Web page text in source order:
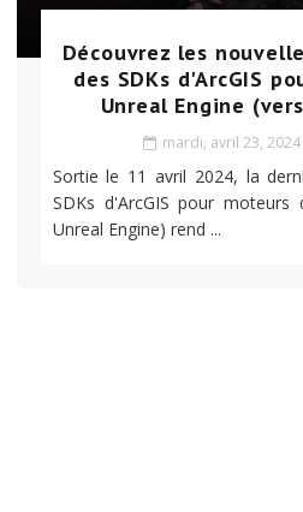
Découvrez les
des SDKs d'ArcGIS
Unreal Engine
mardi, avril 23, 2024
Sortie le 11 avril 2024, la
SDKs d'ArcGIS pour
Unreal Engine) rend ...